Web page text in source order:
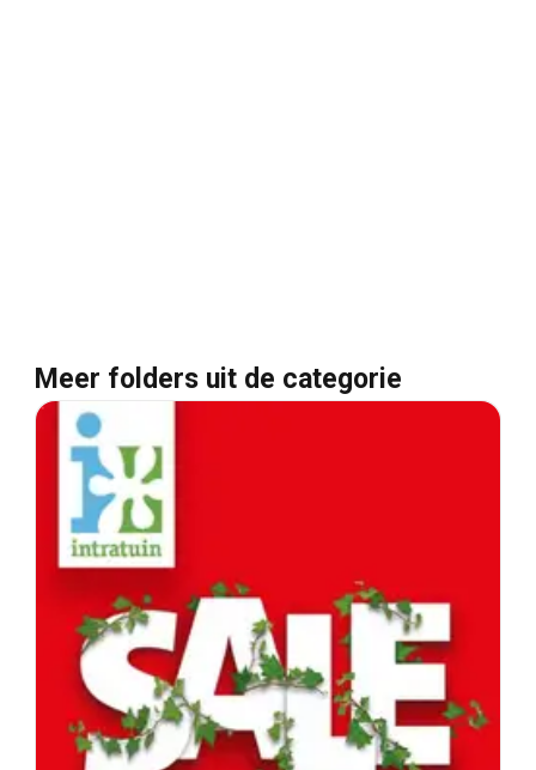
Meer folders uit de categorie